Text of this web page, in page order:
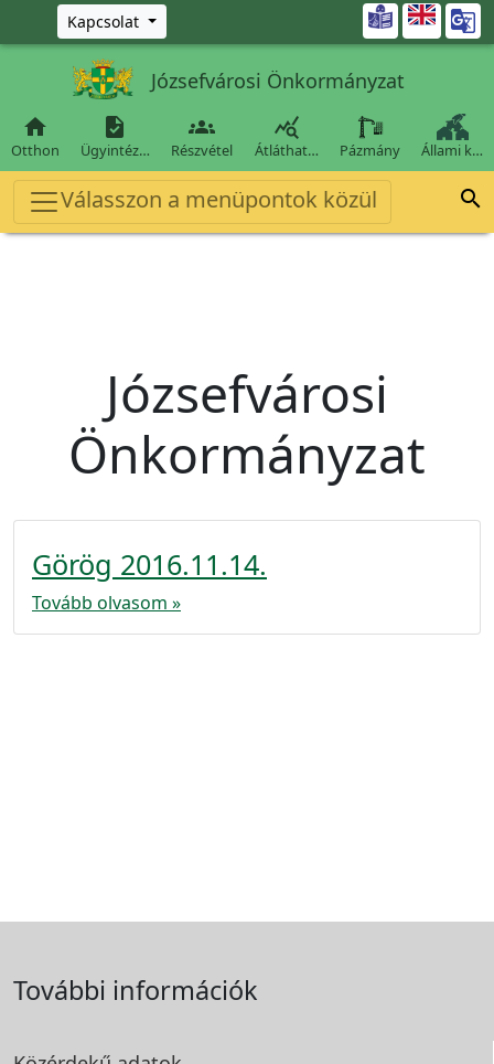
Ugrás a fő tartalomra
Kapcsolat 
Józsefvárosi Önkormányzat

Otthon

Ügyintéz…

Részvétel

Átláthat… Pázmány Állami k…
Válasszon a menüpontok közül 
Józsefvárosi
Önkormányzat
Görög 2016.11.14.
Tovább olvasom »
További információk